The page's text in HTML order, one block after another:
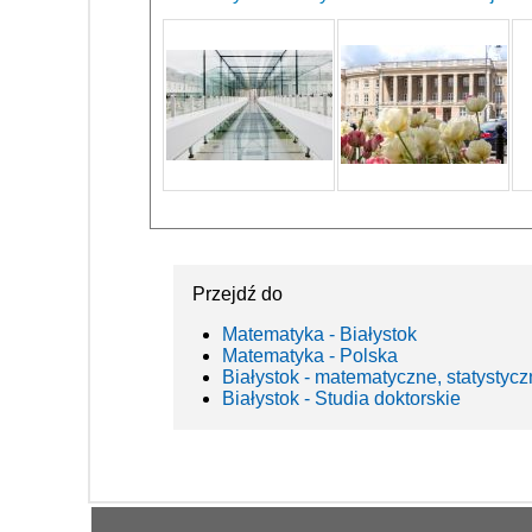
Przejdź do
Matematyka - Białystok
Matematyka - Polska
Białystok - matematyczne,
Białystok - Studia doktorskie